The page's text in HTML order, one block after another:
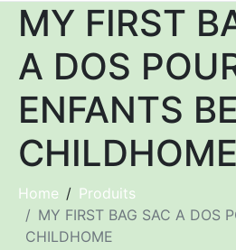
MY FIRST
A DOS
ENFANTS
CHILDHOME
Home
Produits
MY FIRST BAG SAC A DOS
CHILDHOME